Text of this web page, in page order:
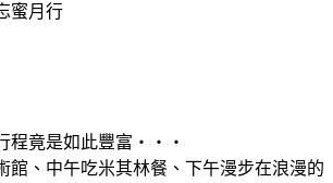
蜜月行
程竟是如此豐富‧‧‧
館、中午吃米其林餐、下午漫步在浪漫的